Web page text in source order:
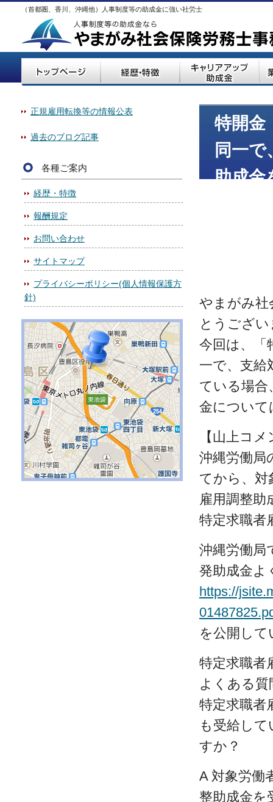
（首都圏、香川、沖縄他）人事制度等の助成金に強い社労士
特開金
同一で
助成金
やまがみ社
とうござ
今回は、「
一で、支給
ている場合
金について
【山上コ
沖縄労働局
てから、対
雇用調整助
特定求職者
沖縄労働局
発助成金
https://
を公開して
特定求職
よくある
特定求職者
も受給し
すか？
A 対象労働
整助成金を
正規雇用転換等の情報公表
過去のブログ記事
各種ご案内
経歴・特徴
報酬規定
お問い合わせ
サイトマップ
プライバシーポリシー(個人情報保護方
針)